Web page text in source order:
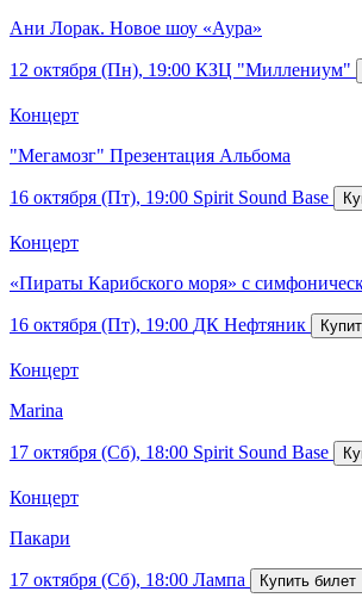
Ани Лорак. Новое шоу «Аура»
12 октября (Пн), 19:00 КЗЦ "Миллениум"
Концерт
"Мегамозг" Презентация Альбома
16 октября (Пт), 19:00 Spirit Sound Base
Концерт
«Пираты Карибского моря» с
16 октября (Пт), 19:00 ДК Нефтяник
Концерт
Marina
17 октября (Сб), 18:00 Spirit Sound Base
Концерт
Пакари
17 октября (Сб), 18:00 Лампа